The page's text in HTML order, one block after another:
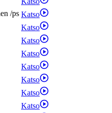
/ps Katso
Katso
Katso
Katso
Katso
Katso
Katso
Katso